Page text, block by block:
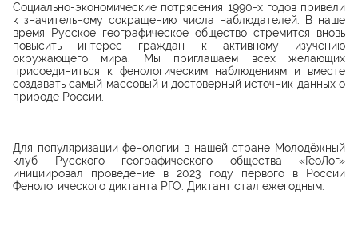
Социально-экономические потрясения 1990-х годов привели
к значительному сокращению числа наблюдателей. В наше
время Русское географическое общество стремится вновь
повысить интерес граждан к активному изучению
окружающего мира. Мы приглашаем всех желающих
присоединиться к фенологическим наблюдениям и вместе
создавать самый массовый и достоверный источник данных о
природе России.
Для популяризации фенологии в нашей стране Молодёжный
клуб Русского географического общества «ГеоЛог»
инициировал проведение в 2023 году первого в России
Фенологического диктанта РГО. Диктант стал ежегодным.